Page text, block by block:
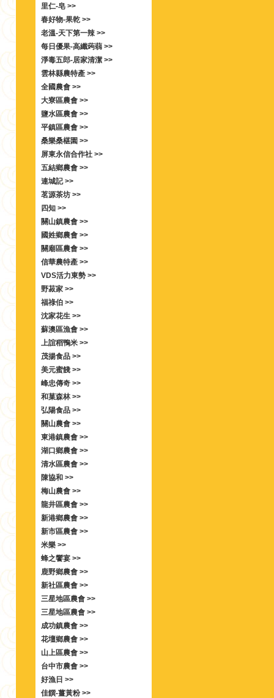
里仁-皂 >>
春好物-果乾 >>
老溫-天下第一辣 >>
每日優果-高纖蒟蒻 >>
淨毒五郎-居家清潔 >>
雲林縣農特產 >>
全國農會 >>
大寮區農會 >>
鹽水區農會 >>
平鎮區農會 >>
桑樂桑椹園 >>
屏東永信合作社 >>
五結鄉農會 >>
連城記 >>
茗源茶坊 >>
四知 >>
關山鎮農會 >>
國姓鄉農會 >>
關廟區農會 >>
信華農特產 >>
VDS活力東勢 >>
野菽家 >>
福祿伯 >>
沈家花生 >>
蘇澳區漁會 >>
上誼稻鴨米 >>
茂揚食品 >>
美元蜜餞 >>
峰忠傳奇 >>
和菓森林 >>
弘陽食品 >>
關山農會 >>
東港鎮農會 >>
湖口鄉農會 >>
清水區農會 >>
陳協和 >>
梅山農會 >>
龍井區農會 >>
新港鄉農會 >>
新市區農會 >>
米樂 >>
蜂之饗宴 >>
鹿野鄉農會 >>
新社區農會 >>
三星地區農會 >>
三星地區農會 >>
成功鎮農會 >>
花壇鄉農會 >>
山上區農會 >>
台中市農會 >>
好漁日 >>
佳饌-薑黃粉 >>